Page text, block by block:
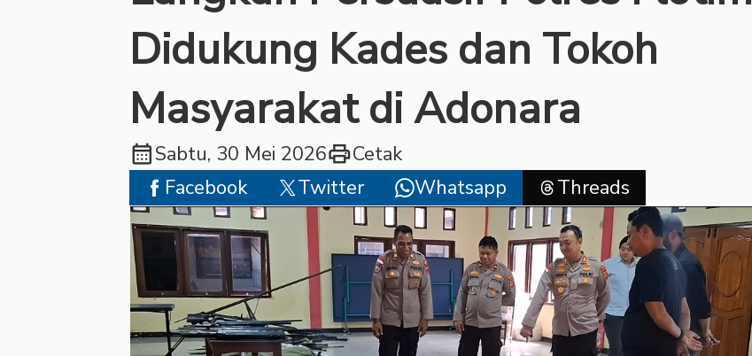
Didukung Kades dan Tokoh
Masyarakat di Adonara
calendar_monthSabtu, 30 Mei 2026printCetak
Facebook
Twitter Whatsapp Threads